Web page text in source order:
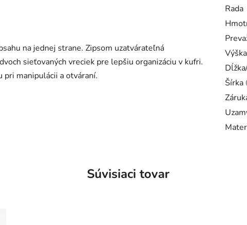
na jednej strane. Zipsom uzatvárateľná
sieťovaných vreciek pre lepšiu organizáciu v kufri.
pri manipulácii a otváraní.
Rada
Výška
Šírka
Súvisiaci tovar